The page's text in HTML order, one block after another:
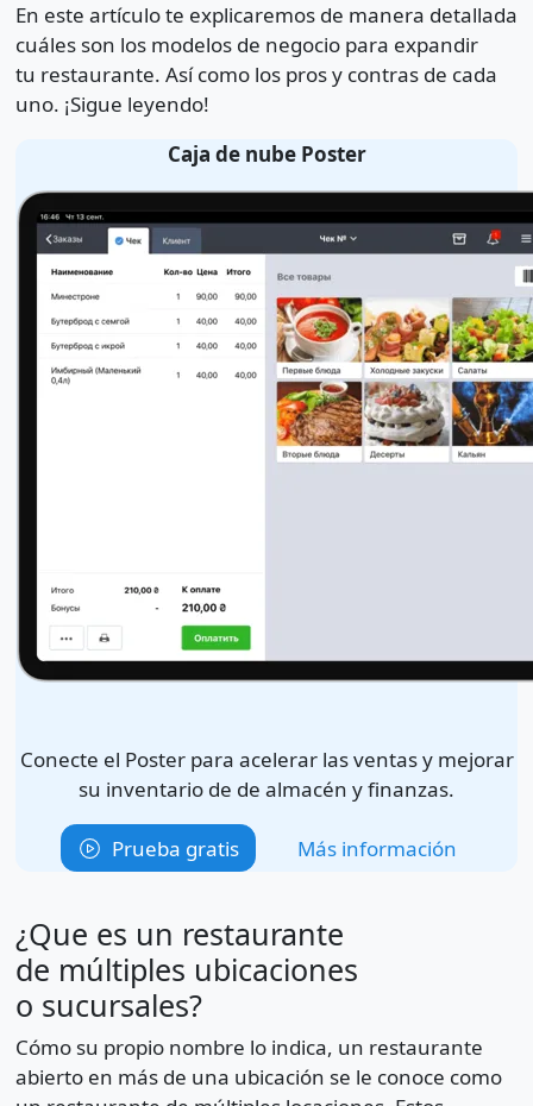
En este artículo te explicaremos de manera detallada
cuáles son los modelos de negocio para expandir
tu restaurante. Así como los pros y contras de cada
uno. ¡Sigue leyendo!
Caja de nube Poster
Conecte el Poster para acelerar las ventas y mejorar
su inventario de de almacén y finanzas.
Prueba gratis Más información
¿Que es un restaurante
de múltiples ubicaciones
o sucursales?
Cómo su propio nombre lo indica, un restaurante
abierto en más de una ubicación se le conoce como